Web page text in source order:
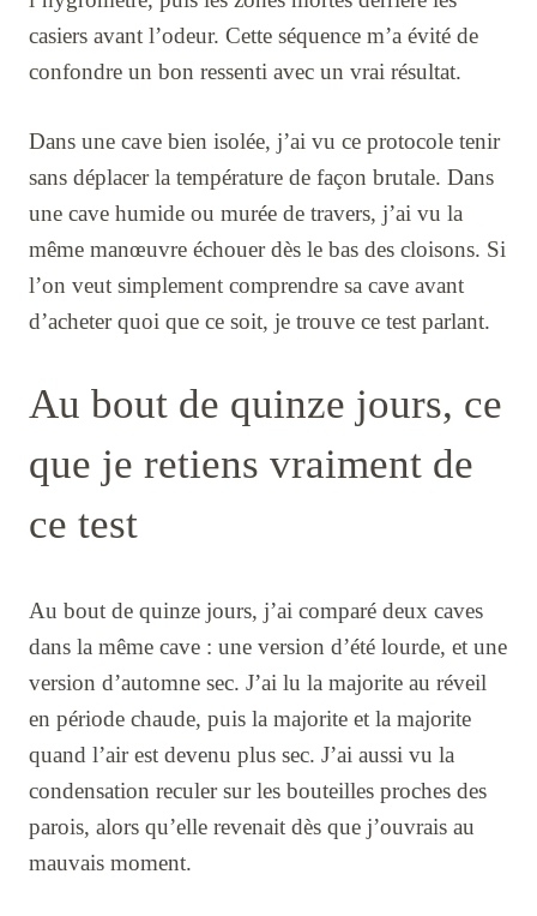
casiers avant l’odeur. Cette séquence m’a évité de
confondre un bon ressenti avec un vrai résultat.
Dans une cave bien isolée, j’ai vu ce protocole tenir
sans déplacer la température de façon brutale. Dans
une cave humide ou murée de travers, j’ai vu la
même manœuvre échouer dès le bas des cloisons. Si
l’on veut simplement comprendre sa cave avant
d’acheter quoi que ce soit, je trouve ce test parlant.
Au bout de quinze jours, ce
que je retiens vraiment de
ce test
Au bout de quinze jours, j’ai comparé deux caves
dans la même cave : une version d’été lourde, et une
version d’automne sec. J’ai lu la majorite au réveil
en période chaude, puis la majorite et la majorite
quand l’air est devenu plus sec. J’ai aussi vu la
condensation reculer sur les bouteilles proches des
parois, alors qu’elle revenait dès que j’ouvrais au
mauvais moment.